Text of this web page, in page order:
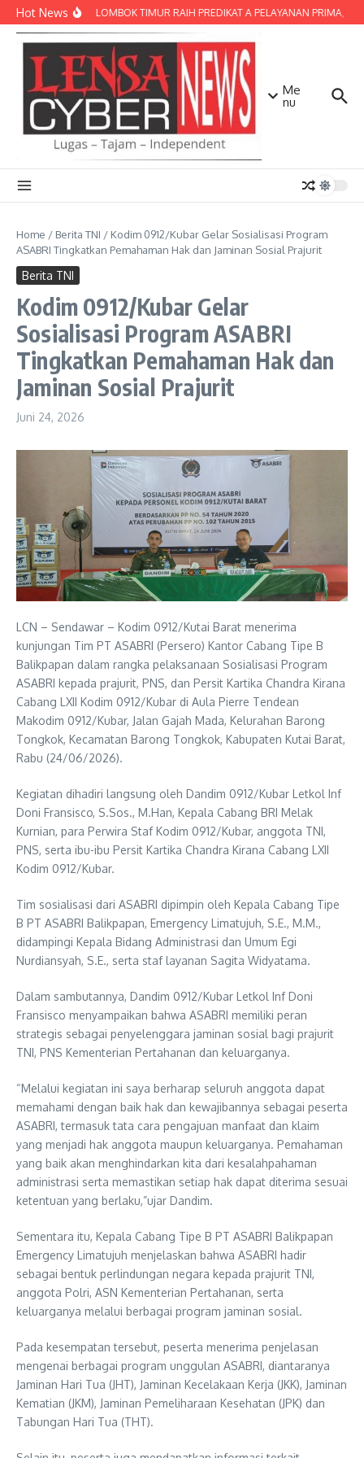
Lewati ke konten
Hot NewsPOLRES LOMBOK TIMUR RAIH PREDIKAT A PELAYANAN PRIMA,
Me
nu
Home / Berita TNI / Kodim 0912/Kubar Gelar Sosialisasi Program
ASABRI Tingkatkan Pemahaman Hak dan Jaminan Sosial Prajurit
Berita TNI
Kodim 0912/Kubar Gelar
Sosialisasi Program ASABRI
Tingkatkan Pemahaman Hak dan
Jaminan Sosial Prajurit
Juni 24, 2026
LCN – Sendawar – Kodim 0912/Kutai Barat menerima
kunjungan Tim PT ASABRI (Persero) Kantor Cabang Tipe B
Balikpapan dalam rangka pelaksanaan Sosialisasi Program
ASABRI kepada prajurit, PNS, dan Persit Kartika Chandra Kirana
Cabang LXII Kodim 0912/Kubar di Aula Pierre Tendean
Makodim 0912/Kubar, Jalan Gajah Mada, Kelurahan Barong
Tongkok, Kecamatan Barong Tongkok, Kabupaten Kutai Barat,
Rabu (24/06/2026).
Kegiatan dihadiri langsung oleh Dandim 0912/Kubar Letkol Inf
Doni Fransisco, S.Sos., M.Han, Kepala Cabang BRI Melak
Kurnian, para Perwira Staf Kodim 0912/Kubar, anggota TNI,
PNS, serta ibu-ibu Persit Kartika Chandra Kirana Cabang LXII
Kodim 0912/Kubar.
Tim sosialisasi dari ASABRI dipimpin oleh Kepala Cabang Tipe
B PT ASABRI Balikpapan, Emergency Limatujuh, S.E., M.M.,
didampingi Kepala Bidang Administrasi dan Umum Egi
Nurdiansyah, S.E., serta staf layanan Sagita Widyatama.
Dalam sambutannya, Dandim 0912/Kubar Letkol Inf Doni
Fransisco menyampaikan bahwa ASABRI memiliki peran
strategis sebagai penyelenggara jaminan sosial bagi prajurit
TNI, PNS Kementerian Pertahanan dan keluarganya.
“Melalui kegiatan ini saya berharap seluruh anggota dapat
memahami dengan baik hak dan kewajibannya sebagai peserta
ASABRI, termasuk tata cara pengajuan manfaat dan klaim
yang menjadi hak anggota maupun keluarganya. Pemahaman
yang baik akan menghindarkan kita dari kesalahpahaman
administrasi serta memastikan setiap hak dapat diterima sesuai
ketentuan yang berlaku,”ujar Dandim.
Sementara itu, Kepala Cabang Tipe B PT ASABRI Balikpapan
Emergency Limatujuh menjelaskan bahwa ASABRI hadir
sebagai bentuk perlindungan negara kepada prajurit TNI,
anggota Polri, ASN Kementerian Pertahanan, serta
keluarganya melalui berbagai program jaminan sosial.
Pada kesempatan tersebut, peserta menerima penjelasan
mengenai berbagai program unggulan ASABRI, diantaranya
Jaminan Hari Tua (JHT), Jaminan Kecelakaan Kerja (JKK), Jaminan
Kematian (JKM), Jaminan Pemeliharaan Kesehatan (JPK) dan
Tabungan Hari Tua (THT).